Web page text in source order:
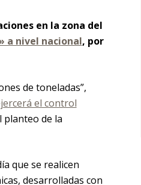
en la zona del
a nivel nacional, por
de toneladas”,
el control
planteo de la
que se realicen
desarrolladas con